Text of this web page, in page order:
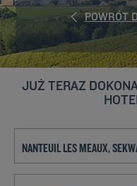
POWRÓT
JUŻ TERAZ